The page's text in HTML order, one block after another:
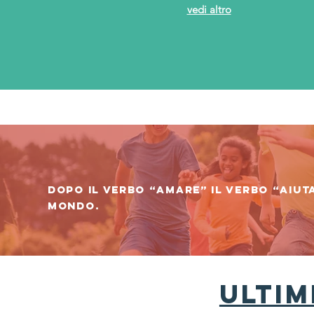
vedi altro
Dopo il verbo “amare” il verbo
mondo.